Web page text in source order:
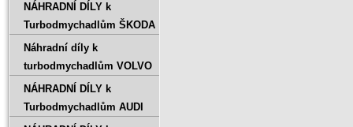
NÁHRADNÍ DÍLY k
Turbodmychadlům ŠKODA
Náhradní díly k
turbodmychadlům VOLVO
NÁHRADNÍ DÍLY k
Turbodmychadlům AUDI